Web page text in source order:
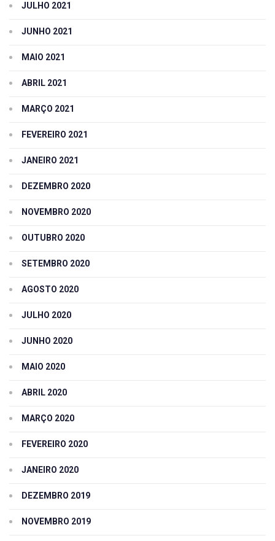
JULHO 2021
JUNHO 2021
MAIO 2021
ABRIL 2021
MARÇO 2021
FEVEREIRO 2021
JANEIRO 2021
DEZEMBRO 2020
NOVEMBRO 2020
OUTUBRO 2020
SETEMBRO 2020
AGOSTO 2020
JULHO 2020
JUNHO 2020
MAIO 2020
ABRIL 2020
MARÇO 2020
FEVEREIRO 2020
JANEIRO 2020
DEZEMBRO 2019
NOVEMBRO 2019